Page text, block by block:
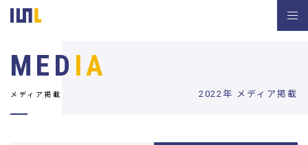
2022年 メディア掲載
MED IA
メディア掲載